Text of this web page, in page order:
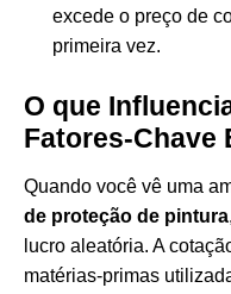
excede o preço de
primeira vez.
O que
Fatores-Chave
Quando você vê uma
de proteção de pintura
lucro aleatória. A
matérias-primas